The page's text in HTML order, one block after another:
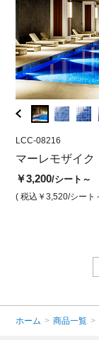
LCC-08216
マーレモザイク
￥3,200/シート～
( 税込￥3,520/シート
MS-WI
フォーシーズ
ー
￥13,400/シート
ホーム > 商品一覧 >